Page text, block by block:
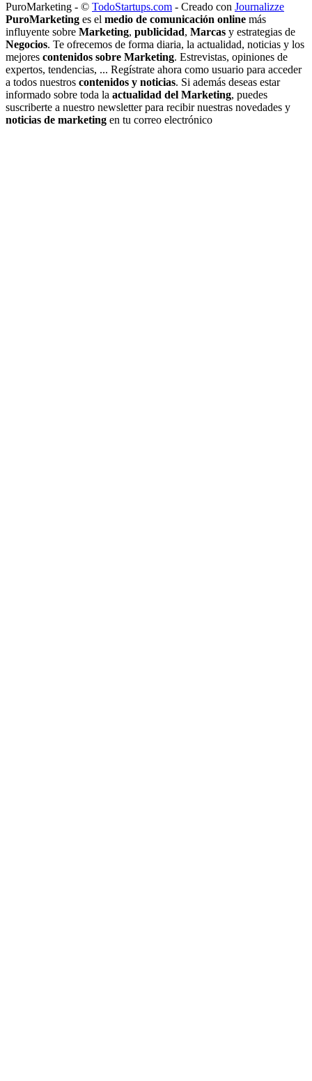
PuroMarketing - © TodoStartups.com - Creado con Journalizze
PuroMarketing es el medio de comunicación online más
influyente sobre Marketing, publicidad, Marcas y estrategias de
Negocios. Te ofrecemos de forma diaria, la actualidad, noticias y los
mejores contenidos sobre Marketing. Estrevistas, opiniones de
expertos, tendencias, ... Regístrate ahora como usuario para acceder
a todos nuestros contenidos y noticias. Si además deseas estar
informado sobre toda la actualidad del Marketing, puedes
suscriberte a nuestro newsletter para recibir nuestras novedades y
noticias de marketing en tu correo electrónico